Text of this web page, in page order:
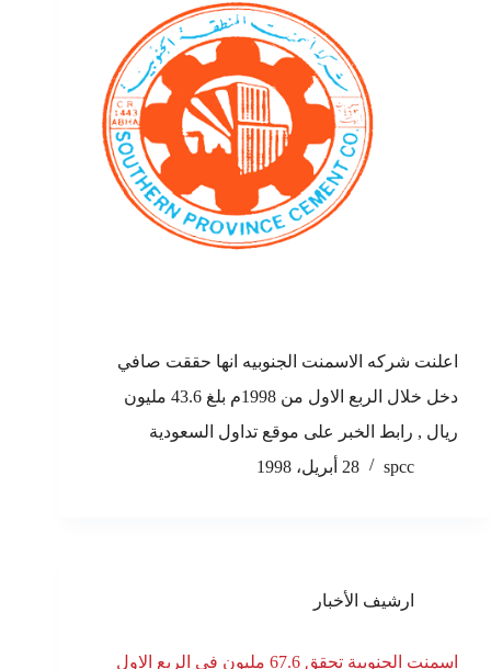
اعلنت شركه الاسمنت الجنوبيه انها حققت صافي
دخل خلال الربع الاول من 1998م بلغ 43.6 مليون
ريال , رابط الخبر على موقع تداول السعودية
spcc
28 أبريل، 1998
ارشيف الأخبار
اسمنت الجنوبية تحقق 67.6 مليون في الربع الاول